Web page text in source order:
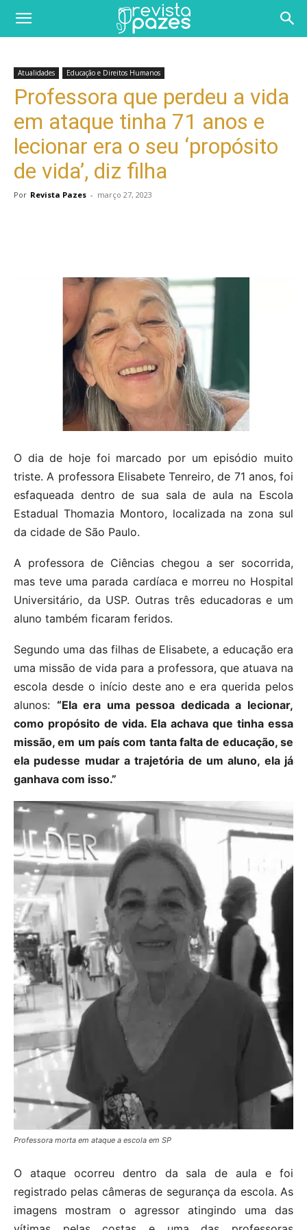
Atualidades Educação e Direitos Humanos
Professora que perdeu a vida
em ataque tinha 71 anos e
lecionar era o seu ‘propósito
de vida’, diz filha
Por Revista Pazes - março 27, 2023
O dia de hoje foi marcado por um episódio muito
triste. A professora Elisabete Tenreiro, de 71 anos, foi
esfaqueada dentro de sua sala de aula na Escola
Estadual Thomazia Montoro, localizada na zona sul
da cidade de São Paulo.
A professora de Ciências chegou a ser socorrida,
mas teve uma parada cardíaca e morreu no Hospital
Universitário, da USP. Outras três educadoras e um
aluno também ficaram feridos.
Segundo uma das filhas de Elisabete, a educação era
uma missão de vida para a professora, que atuava na
escola desde o início deste ano e era querida pelos
alunos: “Ela era uma pessoa dedicada a lecionar,
como propósito de vida. Ela achava que tinha essa
missão, em um país com tanta falta de educação, se
ela pudesse mudar a trajetória de um aluno, ela já
ganhava com isso.”
Professora morta em ataque a escola em SP
O ataque ocorreu dentro da sala de aula e foi
registrado pelas câmeras de segurança da escola. As
imagens mostram o agressor atingindo uma das